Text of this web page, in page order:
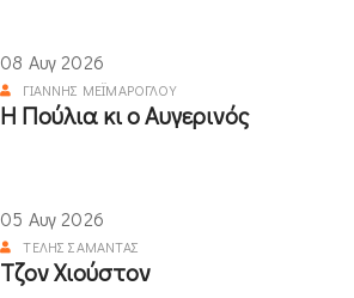
08 Αυγ 2026
ΓΙΆΝΝΗΣ ΜΕΪΜΆΡΟΓΛΟΥ
Η Πούλια κι ο Αυγερινός
05 Αυγ 2026
ΤΈΛΗΣ ΣΑΜΑΝΤΆΣ
Τζον Χιούστον